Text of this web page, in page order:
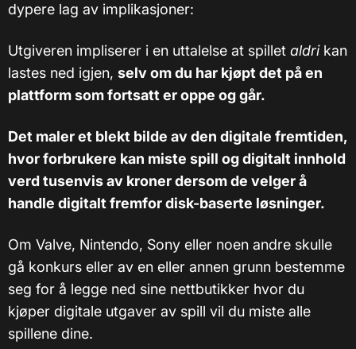
dypere lag av implikasjoner:
Utgiveren impliserer i en uttalelse at spillet aldrikan
lastes ned igjen, selv om du har kjøpt det på en
plattform som fortsatt er oppe og går.
Det maler et blekt bilde av den digitale fremtiden,
hvor forbrukere kan miste spill og digitalt innhold
verd tusenvis av kroner dersom de velger å
handle digitalt fremfor disk-baserte løsninger.
Om Valve, Nintendo, Sony eller noen andre skulle
gå konkurs eller av en eller annen grunn bestemme
seg for å legge ned sine nettbutikker hvor du
kjøper digitale utgaver av spill vil du miste alle
spillene dine.